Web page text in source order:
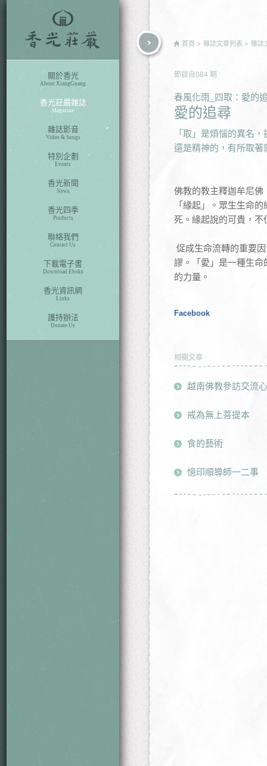
關於香光
About XiangGuang
香光莊嚴雜誌
Magazine
雜誌影音
Video & Songs
特別企劃
Events
香光新聞
News
香光四季
Products
聯絡我們
Contact Us
下載電子書
Download Eboks
香光資訊網
Links
護持辦法
Donate Us
首頁 雜誌文章列表 雜誌
節錄自 084 期
春風化雨_四取：愛的
愛的追尋
「取」是煩惱的異名
還是精神的，有所取
佛教的教主釋迦牟尼
「緣起」。眾生生命
死。緣起說的可貴，
促成生命流轉的重要
謬。「愛」是一種生
的力量。
Facebook
相關文章
越南佛教參訪交流
戒為無上菩提本
食的藝術
憶印順導師一二事